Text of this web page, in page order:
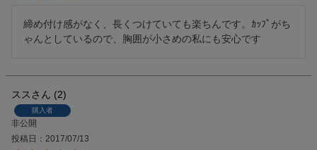
締め付け感がなく、長くつけていても楽ちんです。ｶｯﾌﾟがち
ゃんとしているので、胸囲が小さめの私にも安心です
スス 2
購入者
非公開
投稿日
2017/07/13